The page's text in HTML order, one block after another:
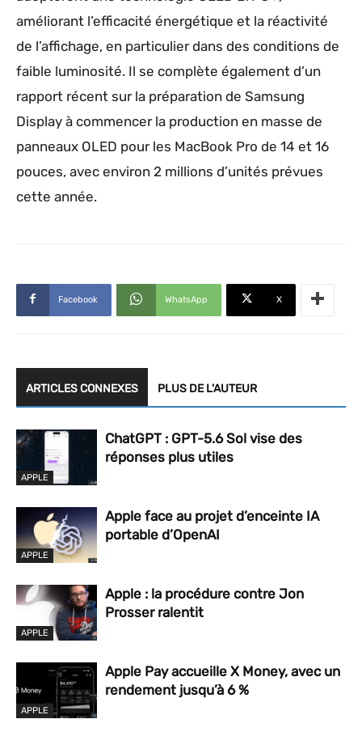
améliorant l’efficacité énergétique et la réactivité
de l’affichage, en particulier dans des conditions de
faible luminosité. Il se complète également d’un
rapport récent sur la préparation de Samsung
Display à commencer la production en masse de
panneaux OLED pour les MacBook Pro de 14 et 16
pouces, avec environ 2 millions d’unités prévues
cette année.
Facebook WhatsApp X
ARTICLES CONNEXES PLUS DE L'AUTEUR
APPLE
ChatGPT : GPT-5.6 Sol vise des
réponses plus utiles
APPLE
Apple face au projet d’enceinte IA
portable d’OpenAI
APPLE
Apple : la procédure contre Jon
Prosser ralentit
APPLE
Apple Pay accueille X Money, avec un
rendement jusqu’à 6 %